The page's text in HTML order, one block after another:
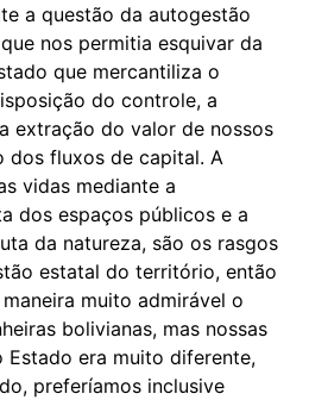
a questão da autogestão
nos permitia esquivar da
que mercantiliza o
do controle, a
extração do valor de nossos
dos fluxos de capital. A
vidas mediante a
dos espaços públicos e a
da natureza, são os rasgos
estatal do território, então
muito admirável o
bolivianas, mas nossas
Estado era muito diferente,
preferíamos inclusive